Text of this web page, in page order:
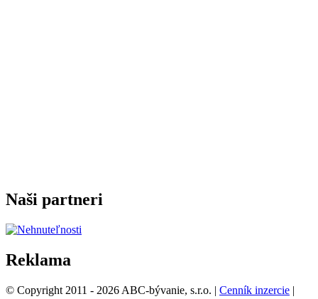
Naši partneri
Reklama
© Copyright 2011 - 2026 ABC-bývanie, s.r.o. | Cenník inzercie |